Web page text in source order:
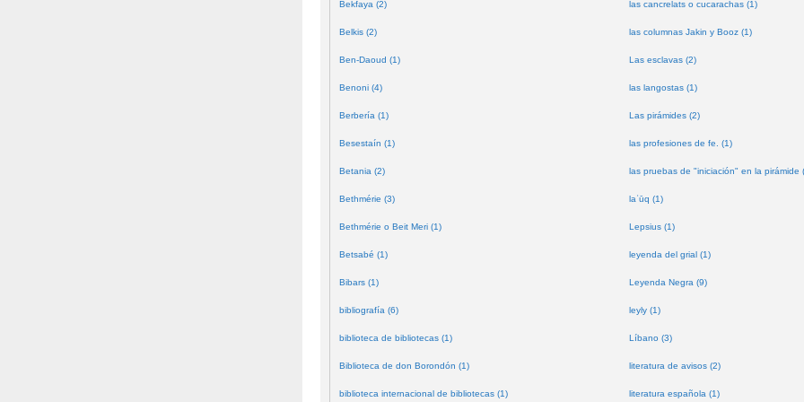
Bekfaya (2)
Belkis (2)
Ben-Daoud (1)
Benoni (4)
Berbería (1)
Besestaín (1)
Betania (2)
Bethmérie (3)
Bethmérie o Beit Meri (1)
Betsabé (1)
Bibars (1)
bibliografía (6)
biblioteca de bibliotecas (1)
Biblioteca de don Borondón (1)
biblioteca internacional de bibliotecas (1)
las cancrelats o cucarachas (1)
las columnas Jakin y Booz (1)
Las esclavas (2)
las langostas (1)
Las pirámides (2)
las profesiones de fe. (1)
las pruebas de "iniciación" en la pirámide
laʿūq (1)
Lepsius (1)
leyenda del grial (1)
Leyenda Negra (9)
leyly (1)
Líbano (3)
literatura de avisos (2)
literatura española (1)